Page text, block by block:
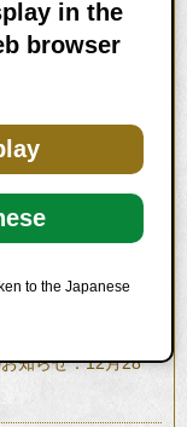
in the
browser
to the Japanese
をかぶろう～
展示
ガイド
～
知らせ：12月28